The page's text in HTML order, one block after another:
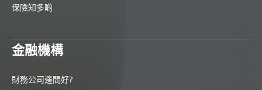
保險知多啲
金融機構
財務公司邊間好?